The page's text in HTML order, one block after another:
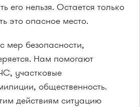
его нельзя. Остается только
это опасное место.
мер безопасности,
Нам помогают
участковые
общественность.
действиям ситуацию